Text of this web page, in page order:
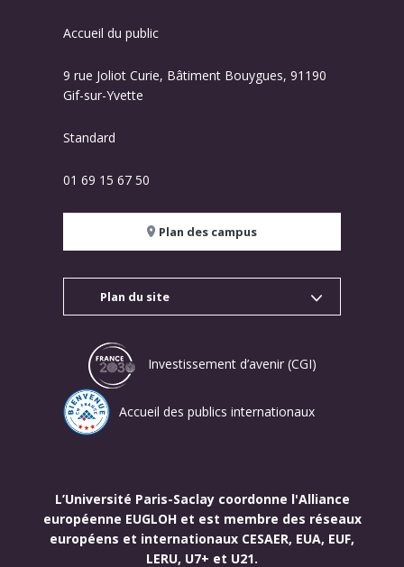
Accueil du public
9 rue Joliot Curie, Bâtiment Bouygues, 91190
Gif-sur-Yvette
Standard
01 69 15 67 50
Plan des campus
Plan du site
Investissement d’avenir (CGI)
Accueil des publics internationaux
L’Université Paris-Saclay coordonne l'Alliance
européenne EUGLOH et est membre des réseaux
européens et internationaux CESAER, EUA, EUF,
LERU, U7+ et U21.